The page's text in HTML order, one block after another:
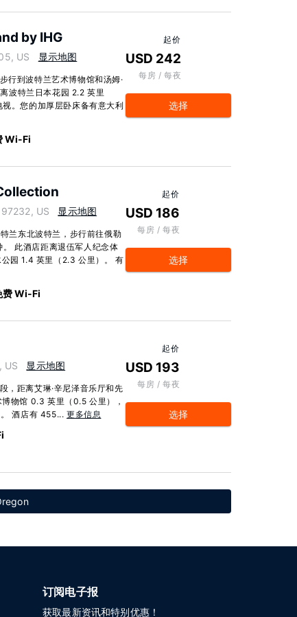
by IHG
US 显示地图
行到波特兰艺术博物馆和汤姆·
波特兰日本花园 2.2 英里
。您的加厚层卧床备有意大利
Wi-Fi
起价
USD 242
每房 / 每夜
选择
US 显示地图
兰东北波特兰，步行前往俄勒
此酒店距离退伍军人纪念体
园 1.4 英里（2.3 公里）。 有
费 Wi-Fi
起价
USD 186
每房 / 每夜
选择
US 显示地图
，距离艾琳·辛尼泽音乐厅和先
物馆 0.3 英里（0.5 公里），
酒店有 455... 更多信息
起价
USD 193
每房 / 每夜
选择
订阅电子报
获取最新资讯和特别优惠！